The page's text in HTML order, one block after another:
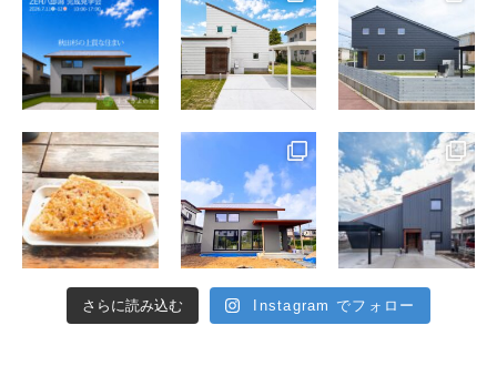
さらに読み込む Instagram でフォロー